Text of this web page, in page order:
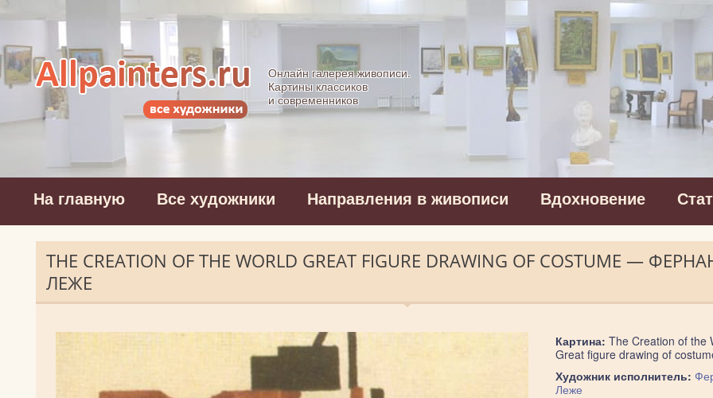
Allpainters.ru - картинная галерея
Онлайн галерея живописи.
Картины классиков
и современников
На главную Все художники Направления в живописи Вдохновение
THE CREATION OF THE WORLD GREAT FIGURE DRAWING OF COSTUME —
ЛЕЖЕ
Картина: The Creation of the
Great figure drawing of
Художник исполнитель:
Леже